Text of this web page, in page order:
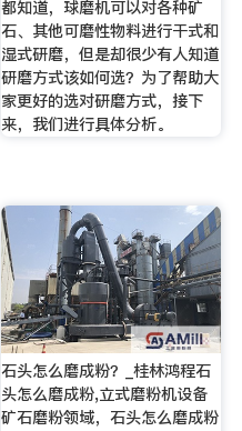
都知道，球磨机可以对各种矿
石、其他可磨性物料进行干式和
湿式研磨，但是却很少有人知道
研磨方式该如何选？为了帮助大
家更好的选对研磨方式，接下
来，我们进行具体分析。
石头怎么磨成粉？_桂林鸿程石
头怎么磨成粉,立式磨粉机设备
矿石磨粉领域，石头怎么磨成粉